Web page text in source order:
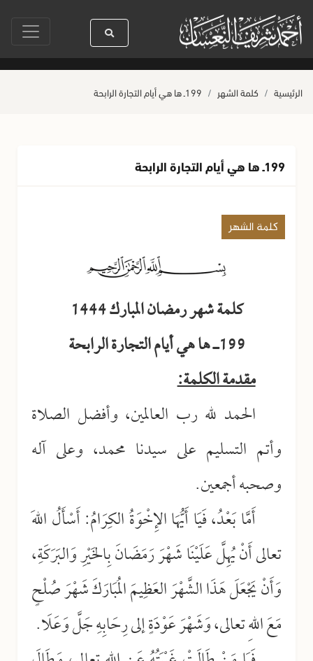
الله ﷺ كله رحمة صلاة آخر أربعاء من صفر حياة القلوب وصحتها
الرئيسية كلمة الشهر 199ـ ها هي أيام التجارة الرابحة
199ـ ها هي أيام التجارة الرابحة
كلمة الشهر
كلمة شهر رمضان المبارك 1444
199ـ ها هي أيام التجارة الرابحة
مقدمة الكلمة:
الحمد لله رب العالمين، وأفضل الصلاة
وأتم التسليم على سيدنا محمد، وعلى آله
وصحبه أجمعين.
أَمَّا بَعْدُ، فَيَا أَيُّهَا الإِخْوَةُ الكِرَامُ: أَسْأَلُ اللهَ
تعالى أَنْ يُهِلَّ عَلَيْنَا شَهْرَ رَمَضَانَ بِالخَيْرِ وَالبَرَكَةِ،
وَأَنْ يَجْعَلَ هَذَا الشَّهْرَ العَظِيمَ المُبَارَكَ شَهْرَ صُلْحٍ
مَعَ اللهِ تعالى، وَشَهْرَ عَوْدَةٍ إلى رِحَابِهِ جَلَّ وَعَلَا.